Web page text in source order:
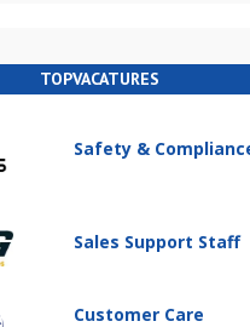
TOPVACATURES
Safety &
Sales Support Staff
Customer Care